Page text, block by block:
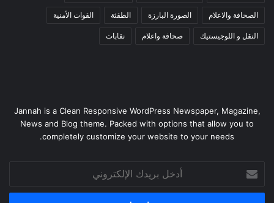
الصحافة والاعلام الصورة البارزة الطقثة القوات الأمنية
النقل و اللوجيستيك صحافة واعلام نقابات
Jannah is a Clean Responsive WordPress Newspaper, Magazine,
News and Blog theme. Packed with options that allow you to
completely customize your website to your needs.
أدخل
بريدك
الإلكتروني